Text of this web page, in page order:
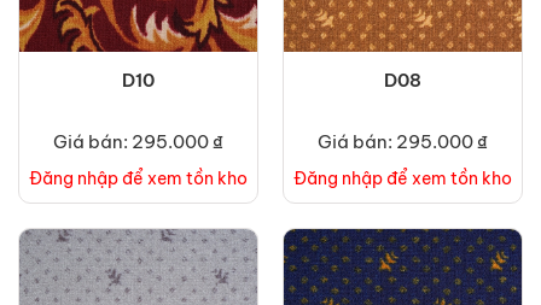
D10
Giá bán: 295.000 ₫
Đăng nhập để xem tồn kho
D08
Giá bán: 295.000 ₫
Đăng nhập để xem tồn kho